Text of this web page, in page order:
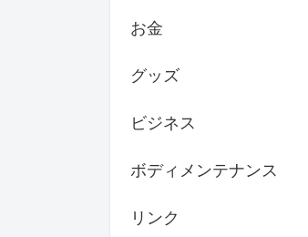
お金
グッズ
ビジネス
ボディメンテナンス
リンク